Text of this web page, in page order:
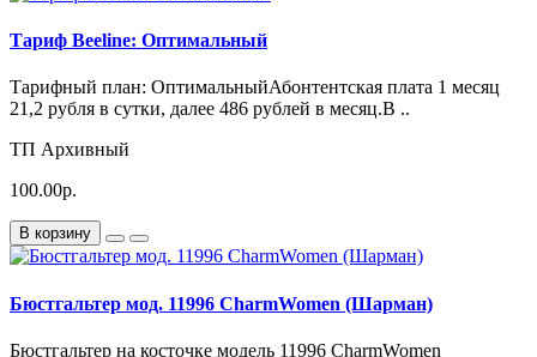
Тариф Beeline: Оптимальный
Тарифный план: ОптимальныйАбонтентская плата 1 месяц
21,2 рубля в сутки, далее 486 рублей в месяц.В ..
ТП Архивный
100.00р.
В корзину
Бюстгальтер мод. 11996 CharmWomen (Шарман)
Бюстгальтер на косточке модель 11996 CharmWomen